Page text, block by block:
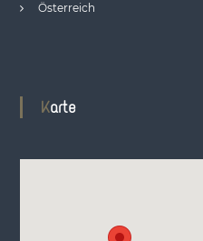
Österreich
Karte